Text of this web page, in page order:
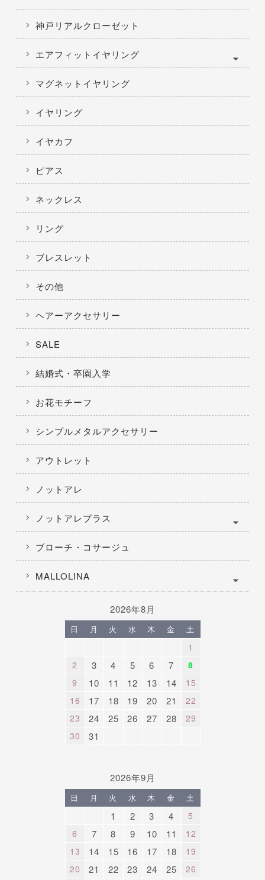
神戸リアルクローゼット
エアフィットイヤリング
マグネットイヤリング
イヤリング
イヤカフ
ピアス
ネックレス
リング
ブレスレット
その他
ヘアーアクセサリー
SALE
結婚式・卒園入学
お花モチーフ
シンプルメタルアクセサリー
アウトレット
ノットアレ
ノットアレプラス
ブローチ・コサージュ
MALLOLINA
2026年8月
日 月 火 水 木 金 土
1
2
3 4 5 6 7
8
9
10 11 12 13 14
15
16
17 18 19 20 21
22
23
24 25 26 27 28
29
30
31
2026年9月
日 月 火 水 木 金 土
1 2 3 4
5
6
7 8 9 10 11
12
13
14 15 16 17 18
19
20
21 22 23 24 25
26